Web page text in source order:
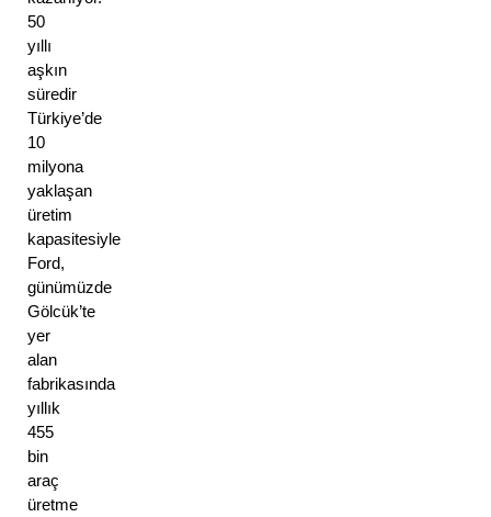
50
yıllı
aşkın
süredir
Türkiye’de
10
milyona
yaklaşan
üretim
kapasitesiyle
Ford,
günümüzde
Gölcük’te
yer
alan
fabrikasında
yıllık
455
bin
araç
üretme